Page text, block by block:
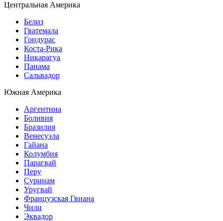
Центральная Америка
Белиз
Гватемала
Гондурас
Коста-Рика
Никарагуа
Панама
Сальвадор
Южная Америка
Аргентина
Боливия
Бразилия
Венесуэла
Гайана
Колумбия
Парагвай
Перу
Суринам
Уругвай
Французская Гвиана
Чили
Эквадор